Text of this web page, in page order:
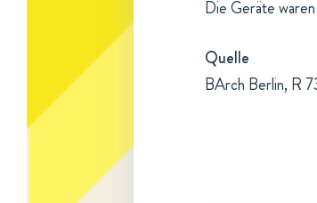
Die Geräte
Quelle
BArch Berlin, R